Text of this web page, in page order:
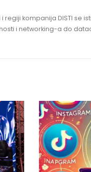
kompanija DISTI se
i networking-a do